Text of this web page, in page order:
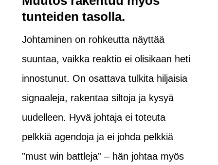
tunteiden tasolla.
Johtaminen on rohkeutta näyttää
suuntaa, vaikka reaktio ei olisikaan heti
innostunut. On osattava tulkita hiljaisia
signaaleja, rakentaa siltoja ja kysyä
uudelleen. Hyvä johtaja ei toteuta
pelkkiä agendoja ja ei johda pelkkiä
”must win battleja” – hän johtaa myös